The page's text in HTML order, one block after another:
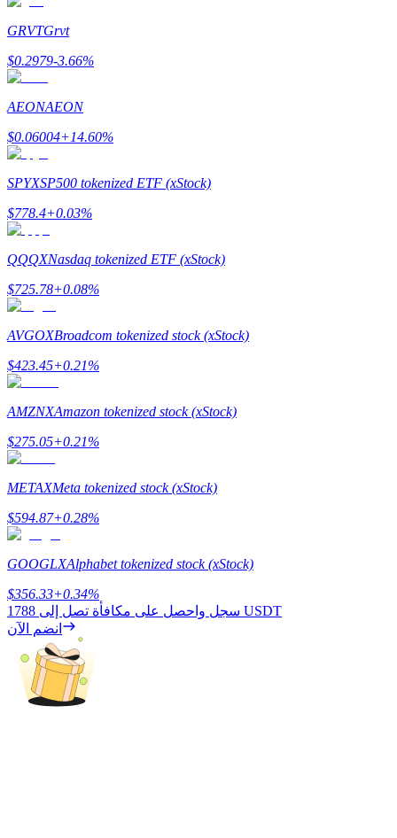
يكسب
خنزير الطاقة
احصل على مكافآت تنافسية يوميًا
التوقيع المساحي
عوائد عالية والوصول الفوري
Launchpool
الرهان المرن لكسب العملات الرقمية الشهيرة
GRVTGrvt
$0.2979-3.66%
AEONAEON
$0.06004+14.60%
SPYXSP500 tokenized ETF (xStock)
$778.4+0.03%
QQQXNasdaq tokenized ETF (xStock)
$725.78+0.08%
AVGOXBroadcom tokenized stock (xStock)
$423.45+0.21%
AMZNXAmazon tokenized stock (xStock)
$275.05+0.21%
METAXMeta tokenized stock (xStock)
$594.87+0.28%
GOOGLXAlphabet tokenized stock (xStock)
$356.33+0.34%
سجل واحصل على مكافأة تصل إلى 1788 USDT
انضم الآن